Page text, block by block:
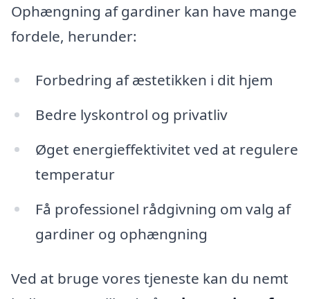
Ophængning af gardiner kan have mange
fordele, herunder:
Forbedring af æstetikken i dit hjem
Bedre lyskontrol og privatliv
Øget energieffektivitet ved at regulere
temperatur
Få professionel rådgivning om valg af
gardiner og ophængning
Ved at bruge vores tjeneste kan du nemt